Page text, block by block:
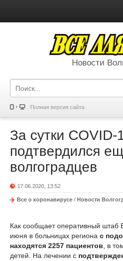
Новости
Полная версия сайта
За сутки COVID-
подтвердился
волгоградцев
17.06.2020, 13:52
Все о коронавирусе / Новости
Как сообщает оперативный штаб
июня в больницах региона с
находятся 2257 пациентов , в
детей. На лечении с